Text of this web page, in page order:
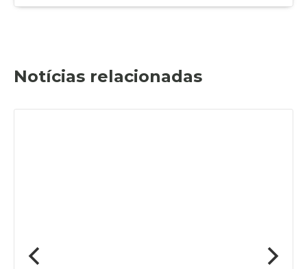
Notícias relacionadas